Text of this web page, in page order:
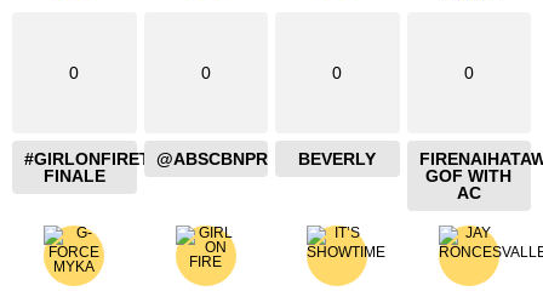
0
#GIRLONFIRETHEBLAZING
FINALE
0
@ABSCBNPR
0
BEVERLY
0
GOF WITH
AC